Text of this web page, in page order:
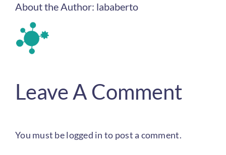
About the Author: lababerto
Leave A Comment
You must belogged in to post a comment.